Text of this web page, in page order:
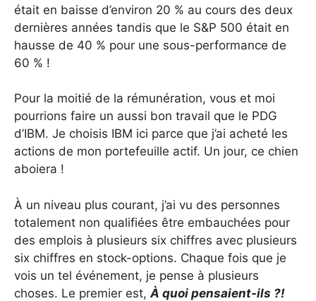
était en baisse d’environ 20 % au cours des deux
dernières années tandis que le S&P 500 était en
hausse de 40 % pour une sous-performance de
60 % !
Pour la moitié de la rémunération, vous et moi
pourrions faire un aussi bon travail que le PDG
d’IBM. Je choisis IBM ici parce que j’ai acheté les
actions de mon portefeuille actif. Un jour, ce chien
aboiera !
À un niveau plus courant, j’ai vu des personnes
totalement non qualifiées être embauchées pour
des emplois à plusieurs six chiffres avec plusieurs
six chiffres en stock-options. Chaque fois que je
vois un tel événement, je pense à plusieurs
choses. Le premier est, À quoi pensaient-ils ?!